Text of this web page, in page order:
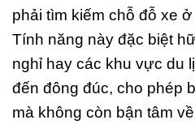
phải tìm kiếm chỗ đỗ xe
Tính năng này đặc biệt
nghỉ hay các khu vực du
đến đông đúc, cho phép
mà không còn bận tâm